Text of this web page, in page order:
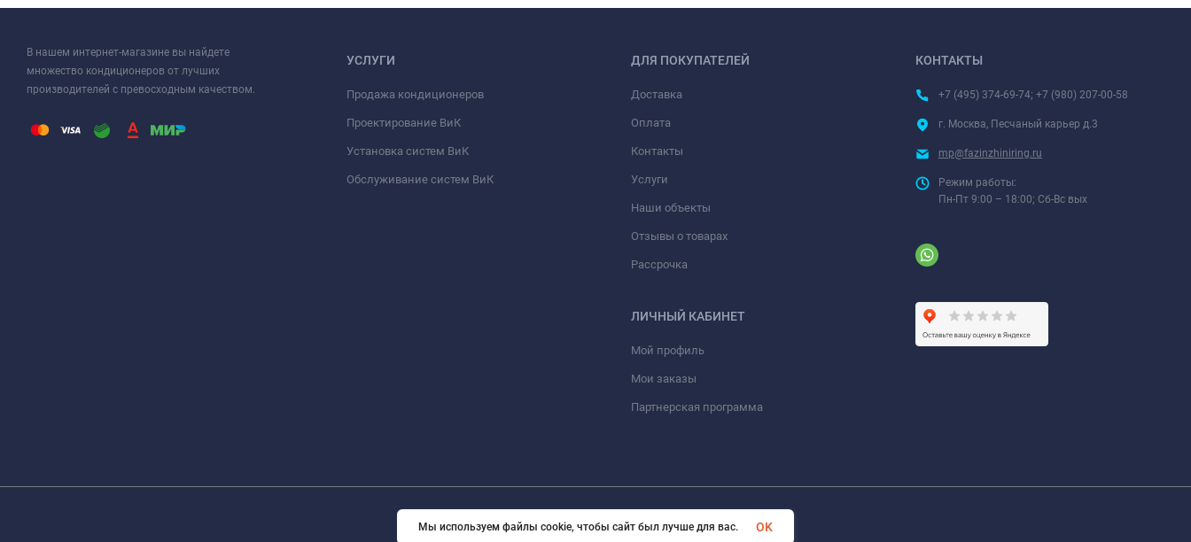
В нашем интернет-магазине вы найдете
множество кондиционеров от лучших
производителей с превосходным качеством.
УСЛУГИ
Продажа кондиционеров
Проектирование ВиК
Установка систем ВиК
Обслуживание систем ВиК
ДЛЯ ПОКУПАТЕЛЕЙ
Доставка
Оплата
Контакты
Услуги
Наши объекты
Отзывы о товарах
Рассрочка
ЛИЧНЫЙ КАБИНЕТ
Мой профиль
Мои заказы
Партнерская программа
КОНТАКТЫ
+7 (495) 374-69-74; +7 (980) 207-00-58
г. Москва, Песчаный карьер д.3
mp@fazinzhiniring.ru
Режим работы:
Пн-Пт 9:00 – 18:00; Сб-Вс вых
© 2026 ООО «ФАЗИНЖИНИРИНГ». Все права защищены
Мы используем файлы cookie, чтобы сайт был лучше для вас. OK